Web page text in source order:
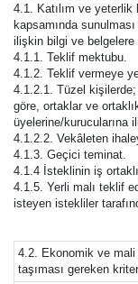
4.1. Katılım ve
kapsamında
ilişkin bilgi ve belgelere
4.1.1. Teklif mektubu.
4.1.2. Teklif vermeye
4.1.2.1. Tüzel
göre, ortaklar ve
üyelerine/kurucularına
4.1.2.2. Vekâleten
4.1.3. Geçici teminat.
4.1.4 İsteklinin iş
4.1.5. Yerli malı teklif
isteyen istekliler
4.2. Ekonomik ve mali
taşıması gereken